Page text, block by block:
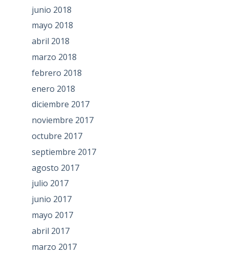
junio 2018
mayo 2018
abril 2018
marzo 2018
febrero 2018
enero 2018
diciembre 2017
noviembre 2017
octubre 2017
septiembre 2017
agosto 2017
julio 2017
junio 2017
mayo 2017
abril 2017
marzo 2017